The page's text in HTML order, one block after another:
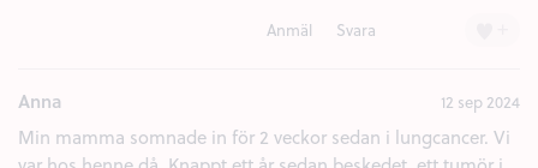
Anmäl Svara
Anna 12 sep 2024
Min mamma somnade in för 2 veckor sedan i lungcancer. Vi